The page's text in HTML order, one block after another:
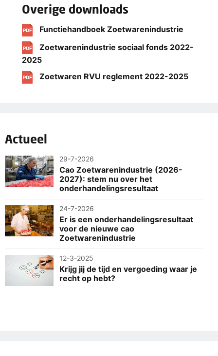
Overige downloads
PDF Functiehandboek Zoetwarenindustrie
PDF
Zoetwarenindustrie sociaal fonds 2022-
2025
PDF Zoetwaren RVU reglement 2022-2025
Actueel
29-7-2026
Cao Zoetwarenindustrie (2026-
2027): stem nu over het
onderhandelingsresultaat
24-7-2026
Er is een onderhandelingsresultaat
voor de nieuwe cao
Zoetwarenindustrie
12-3-2025
Krijg jij de tijd en vergoeding waar je
recht op hebt?